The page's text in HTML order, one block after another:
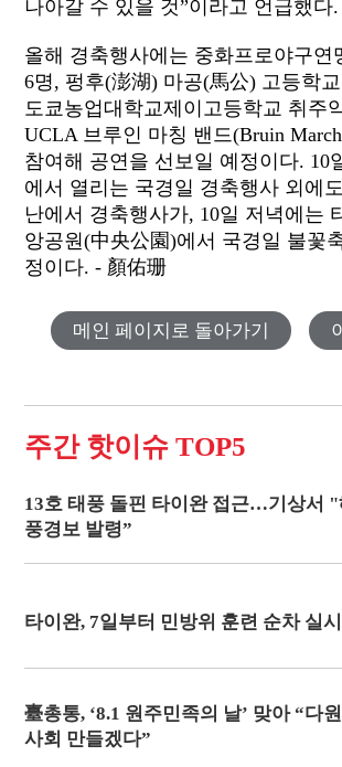
나아갈 수 있을 것”이라고 언급했다.
올해 경축행사에는 중화프로야구연
6명, 펑후(澎湖) 마공(馬公) 고등학
도쿄농업대학교제이고등학교 취주
UCLA 브루인 마칭 밴드(Bruin
참여해 공연을 선보일 예정이다. 10
에서 열리는 국경일 경축행사 외에
난에서 경축행사가, 10일 저녁에는
앙공원(中央公園)에서 국경일 불꽃
정이다. - 顏佑珊
메인 페이지로 돌아가기
주간 핫이슈 TOP5
13호 태풍 돌핀 타이완 접근…기상서 "
풍경보 발령”
타이완, 7일부터 민방위 훈련 순차 실시
臺총통, ‘8.1 원주민족의 날’ 맞아 “다
사회 만들겠다”